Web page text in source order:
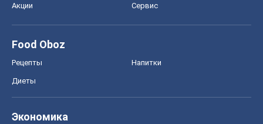
Акции Сервис
Food Oboz
Рецепты Напитки
Диеты
Экономика